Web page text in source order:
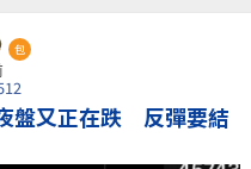
包
盤又正在跌 反彈要結